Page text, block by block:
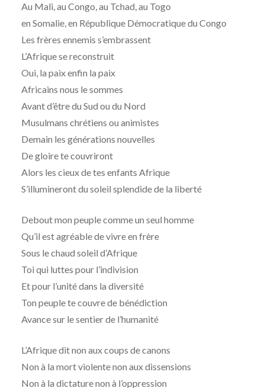
Au Mali, au Congo, au Tchad, au Togo
en Somalie, en République Démocratique du Congo
Les frères ennemis s’embrassent
L’Afrique se reconstruit
Oui, la paix enfin la paix
Africains nous le sommes
Avant d’être du Sud ou du Nord
Musulmans chrétiens ou animistes
Demain les générations nouvelles
De gloire te couvriront
Alors les cieux de tes enfants Afrique
S’illumineront du soleil splendide de la liberté
Debout mon peuple comme un seul homme
Qu’il est agréable de vivre en frère
Sous le chaud soleil d’Afrique
Toi qui luttes pour l’indivision
Et pour l’unité dans la diversité
Ton peuple te couvre de bénédiction
Avance sur le sentier de l’humanité
L’Afrique dit non aux coups de canons
Non à la mort violente non aux dissensions
Non à la dictature non à l’oppression